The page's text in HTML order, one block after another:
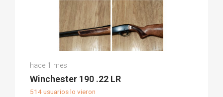
(0)
hace 1 mes
Winchester 190 .22 LR
514 usuarios lo vieron